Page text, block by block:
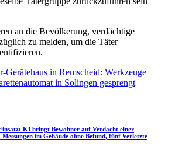
an die Bevölkerung, verdächtige
zu melden, um die Täter
Gerätehaus in Remscheid: Werkzeuge
in Solingen gesprengt
KI bringt Bewohner auf Verdacht einer
im Gebäude ohne Befund, fünf Verletzte